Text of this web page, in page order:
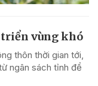
triển vùng khó
thôn thời gian tới,
ngân sách tỉnh để